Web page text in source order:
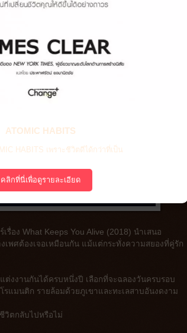
อง What Keeps You Alive (2018) นำเสนอ
เพศต้องเจอเหมือนกัน แม้แต่กระทั่งความสยองที่คู่รัก
งงานกันได้ครบหนึ่งปี เลือกที่จะฉลองวันครบรอบ
แมนติก รายล้อมด้วยภูเขาและทะเลสาบอันงดงาม
วิตกลับไปหรือไม่
ATOMIC HABITS
HABITS เพราะชีวิตดีได้กว่าที่เป็น
คลิกที่นี่เพื่อดูรายละเอียด